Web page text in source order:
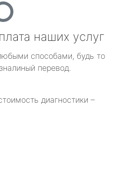
наших услуг
способами, будь то
перевод.
диагностики –